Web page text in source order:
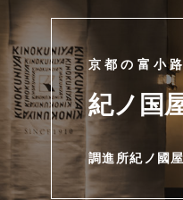
京都の富小
紀ノ国
調進所紀ノ國